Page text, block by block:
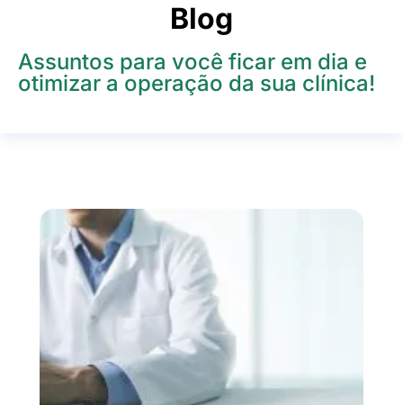
Blog
Assuntos para você ficar em dia e
otimizar a operação da sua clínica!